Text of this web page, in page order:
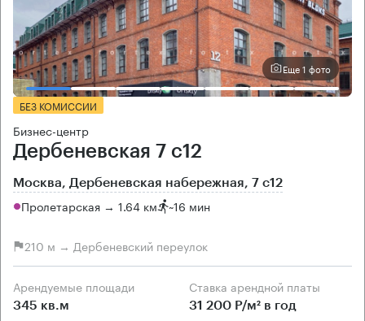
Еще 1 фото
БЕЗ КОМИССИИ
Бизнес-центр
Дербеневская 7 с12
Москва, Дербеневская набережная, 7 с12
Пролетарская → 1.64 км ~16 мин
210 м → Дербеневский переулок
Арендуемые площади
345 кв.м
Ставка арендной платы
31 200 Р/м² в год